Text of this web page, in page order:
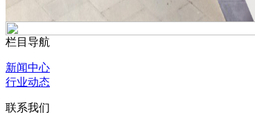
栏目导航
新闻中心
行业动态
联系我们